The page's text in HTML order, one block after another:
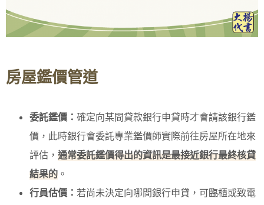
房屋鑑價管道
委託鑑價： 確定向某間貸款銀行申貸時才會請該銀行鑑
價，此時銀行會委託專業鑑價師實際前往房屋所在地來
評估， 通常委託鑑價得出的資訊是最接近銀行最終核貸
結果的 。
行員估價： 若尚未決定向哪間銀行申貸，可臨櫃或致電